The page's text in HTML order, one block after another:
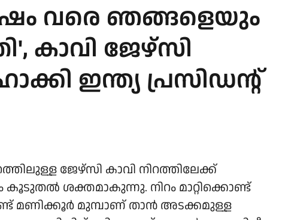
വരെ ഞങ്ങളെയും
കാവി ജേഴ്‌സി
ഇന്ത്യ പ്രസിഡന്റ്
ജേഴ്സി കാവി നിറത്തിലേക്ക്
കൂടുതൽ ശക്തമാകുന്നു. നിറം മാറ്റിക്കൊണ്ട്
മണിക്കൂർ മുമ്പാണ് താൻ അടക്കമുള്ള